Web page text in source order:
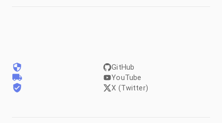
GitHub
YouTube
X (Twitter)